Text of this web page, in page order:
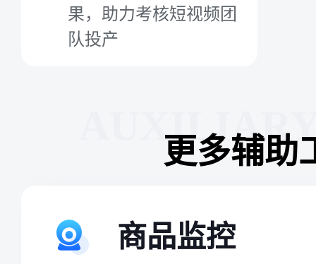
果，助力考核短视频团
队投产
更多辅助
商品监控